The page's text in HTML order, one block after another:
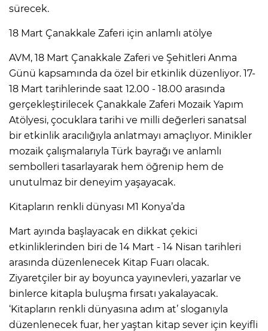
sürecek.
18 Mart Çanakkale Zaferi için anlamlı atölye
AVM, 18 Mart Çanakkale Zaferi ve Şehitleri Anma
Günü kapsamında da özel bir etkinlik düzenliyor. 17-
18 Mart tarihlerinde saat 12.00 - 18.00 arasında
gerçekleştirilecek Çanakkale Zaferi Mozaik Yapım
Atölyesi, çocuklara tarihi ve milli değerleri sanatsal
bir etkinlik aracılığıyla anlatmayı amaçlıyor. Minikler
mozaik çalışmalarıyla Türk bayrağı ve anlamlı
sembolleri tasarlayarak hem öğrenip hem de
unutulmaz bir deneyim yaşayacak.
Kitapların renkli dünyası M1 Konya’da
Mart ayında başlayacak en dikkat çekici
etkinliklerinden biri de 14 Mart - 14 Nisan tarihleri
arasında düzenlenecek Kitap Fuarı olacak.
Ziyaretçiler bir ay boyunca yayınevleri, yazarlar ve
binlerce kitapla buluşma fırsatı yakalayacak.
‘Kitapların renkli dünyasına adım at’ sloganıyla
düzenlenecek fuar, her yaştan kitap sever için keyifli